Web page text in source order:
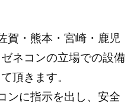
賀・熊本・宮崎・鹿児
ネコンの立場での設備
頂きます。
ンに指示を出し、安全